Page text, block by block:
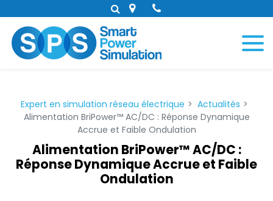
Expert en simulation réseau électrique
Actualités
Alimentation BriPower™ AC/DC : Réponse Dynamique
Accrue et Faible Ondulation
Alimentation BriPower™ AC/DC :
Réponse Dynamique Accrue et Faible
Ondulation
Panneau de gestion des cookies